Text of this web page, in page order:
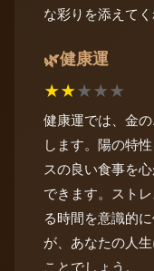
な彩りを添えてく
🌿健康運
★★★★★
健康運では、金
します。陽の特
スの良い食事を
できます。スト
る時間を意識的
が、あなたの人
ことでしょう。